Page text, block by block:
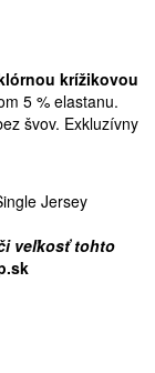
krížikovou
5 % elastanu.
švov. Exkluzívny
Jersey
veľkosť tohto